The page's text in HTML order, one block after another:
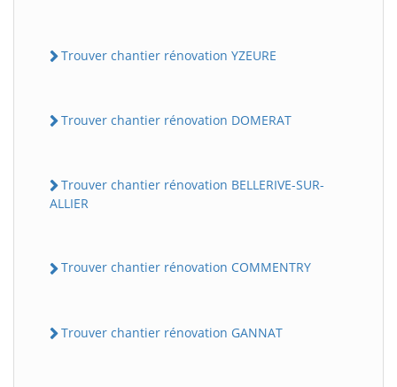
Trouver chantier rénovation YZEURE
Trouver chantier rénovation DOMERAT
Trouver chantier rénovation BELLERIVE-SUR-
ALLIER
Trouver chantier rénovation COMMENTRY
Trouver chantier rénovation GANNAT